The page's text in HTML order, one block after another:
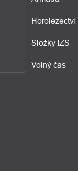
Horolezectví
Složky IZS
Volný čas